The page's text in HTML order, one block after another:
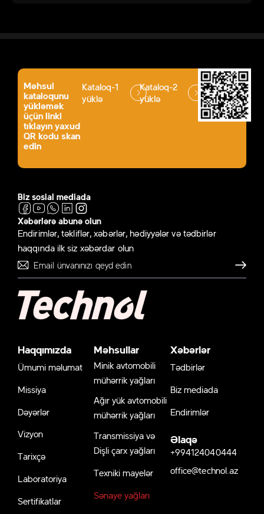
Məhsul
kataloqunu
yükləmək
üçün linki
tıklayın yaxud
QR kodu skan
edin
Kataloq-1
yüklə
Kataloq-2
yüklə
Biz sosial mediada
Xəbərlərə abunə olun
Endirimlər, təkliflər, xəbərlər, hədiyyələr və tədbirlər
haqqında ilk siz xəbərdar olun
Göndər
Haqqımızda
Ümumi məlumat
Missiya
Dəyərlər
Vizyon
Tarixçə
Laboratoriya
Sertifikatlar
Məhsullar
Minik avtomobili
mühərrik yağları
Ağır yük avtomobili
mühərrik yağları
Transmissiya və
Dişli çarx yağları
Texniki mayelər
Sənaye yağları
Xəbərlər
Tədbirlər
Biz mediada
Endirimlər
Əlaqə
+994124040444
office@technol.az